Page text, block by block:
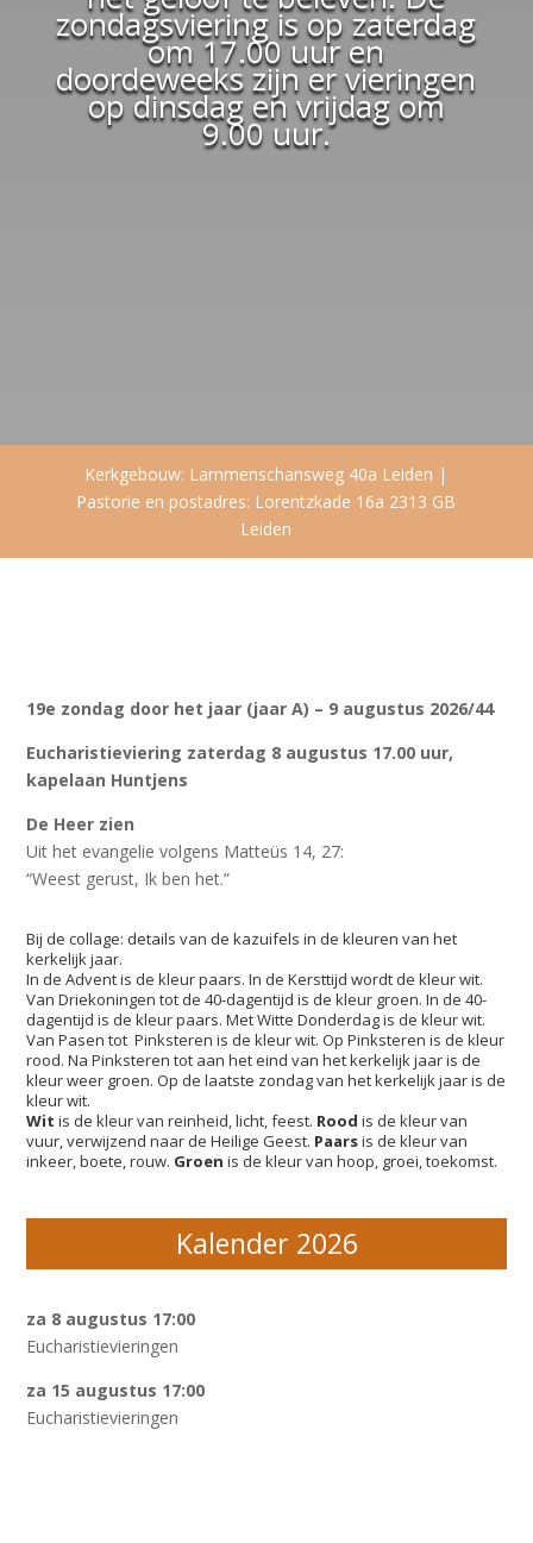
zondagsviering is op zaterdag
om 17.00 uur en
doordeweeks zijn er vieringen
op dinsdag en vrijdag om
9.00 uur.
Kerkgebouw: Lammenschansweg 40a Leiden |
Pastorie en postadres: Lorentzkade 16a 2313 GB
Leiden
19e zondag door het jaar (jaar A) – 9 augustus 2026/44
Eucharistieviering zaterdag 8 augustus 17.00 uur,
kapelaan Huntjens
De Heer zien
Uit het evangelie volgens Matteüs 14, 27:
“Weest gerust, Ik ben het.”
Bij de collage: details van de kazuifels in de kleuren van het
kerkelijk jaar.
In de Advent is de kleur paars. In de Kersttijd wordt de kleur wit.
Van Driekoningen tot de 40-dagentijd is de kleur groen. In de 40-
dagentijd is de kleur paars. Met Witte Donderdag is de kleur wit.
Van Pasen tot Pinksteren is de kleur wit. Op Pinksteren is de kleur
rood. Na Pinksteren tot aan het eind van het kerkelijk jaar is de
kleur weer groen. Op de laatste zondag van het kerkelijk jaar is de
kleur wit.
Wit is de kleur van reinheid, licht, feest. Rood is de kleur van
vuur, verwijzend naar de Heilige Geest. Paarsis de kleur van
inkeer, boete, rouw. Groen is de kleur van hoop, groei, toekomst.
Kalender 2026
za 8 augustus 17:00
Eucharistievieringen
za 15 augustus 17:00
Eucharistievieringen